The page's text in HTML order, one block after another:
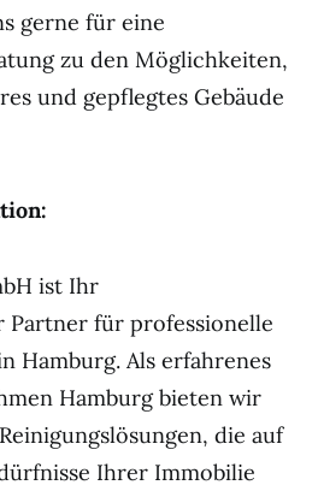
gerne für eine
zu den Möglichkeiten,
und gepflegtes Gebäude
ist Ihr
Partner für professionelle
Hamburg. Als erfahrenes
Hamburg bieten wir
die auf
Ihrer Immobilie